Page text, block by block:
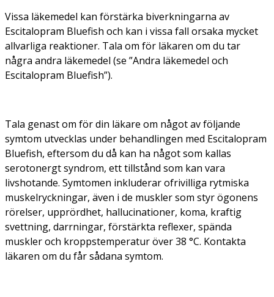
Vissa läkemedel kan förstärka biverkningarna av
Escitalopram Bluefish och kan i vissa fall orsaka mycket
allvarliga reaktioner. Tala om för läkaren om du tar
några andra läkemedel (se ”Andra läkemedel och
Escitalopram Bluefish”).
Tala genast om för din läkare om något av följande
symtom utvecklas under behandlingen med Escitalopram
Bluefish, eftersom du då kan ha något som kallas
serotonergt syndrom, ett tillstånd som kan vara
livshotande. Symtomen inkluderar ofrivilliga rytmiska
muskelryckningar, även i de muskler som styr ögonens
rörelser, upprördhet, hallucinationer, koma, kraftig
svettning, darrningar, förstärkta reflexer, spända
muskler och kroppstemperatur över 38 °C. Kontakta
läkaren om du får sådana symtom.